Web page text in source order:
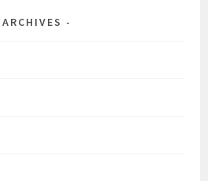
ARCHIVES